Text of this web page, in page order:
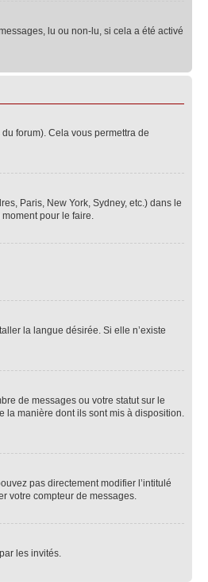
lu ou non-lu, si cela a été activé
forum). Cela vous permettra de
Paris, New York, Sydney, etc.) dans le
pour le faire.
la langue désirée. Si elle n’existe
de messages ou votre statut sur le
la manière dont ils sont mis à disposition.
pas directement modifier l’intitulé
votre compteur de messages.
les invités.